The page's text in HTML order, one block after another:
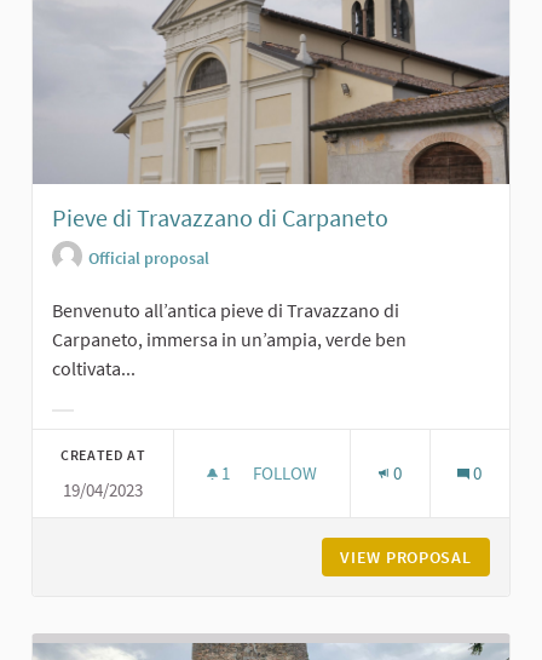
Pieve di Travazzano di Carpaneto
Official proposal
Benvenuto all’antica pieve di Travazzano di
Carpaneto, immersa in un’ampia, verde ben
coltivata...
CREATED AT
19/04/2023
1 1 FOLLOWER
FOLLOW 0 0
VIEW PROPOSAL